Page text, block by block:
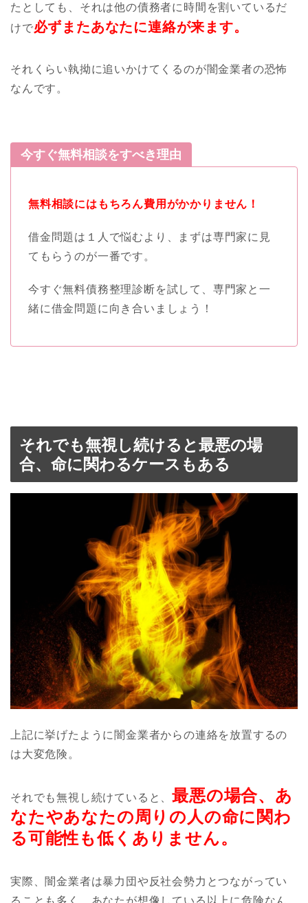
たとしても、それは他の債務者に時間を割いているだ
けで必ずまたあなたに連絡が来ます。
それくらい執拗に追いかけてくるのが闇金業者の恐怖
なんです。
今すぐ無料相談をすべき理由
無料相談にはもちろん費用がかかりません！
借金問題は１人で悩むより、まずは専門家に見
てもらうのが一番です。
今すぐ無料債務整理診断を試して、専門家と一
緒に借金問題に向き合いましょう！
それでも無視し続けると最悪の場
合、命に関わるケースもある
上記に挙げたように闇金業者からの連絡を放置するの
は大変危険。
それでも無視し続けていると、最悪の場合、あ
なたやあなたの周りの人の命に関わ
る可能性も低くありません。
実際、闇金業者は暴力団や反社会勢力とつながってい
ることも多く、あなたが想像している以上に危険なん